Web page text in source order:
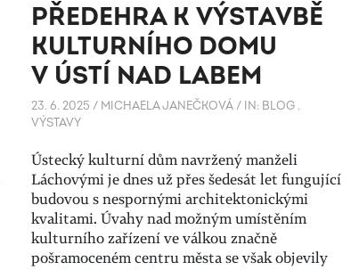
PŘEDEHRA K VÝSTAVBĚ
KULTURNÍHO DOMU
V ÚSTÍ NAD LABEM
23. 6. 2025 / MICHAELA JANEČKOVÁ / IN: BLOG.
VÝSTAVY
Ústecký kulturní dům navržený manželi
Láchovými je dnes už přes šedesát let fungující
budovou s nespornými architektonickými
kvalitami. Úvahy nad možným umístěním
kulturního zařízení ve válkou značně
pošramoceném centru města se však objevily